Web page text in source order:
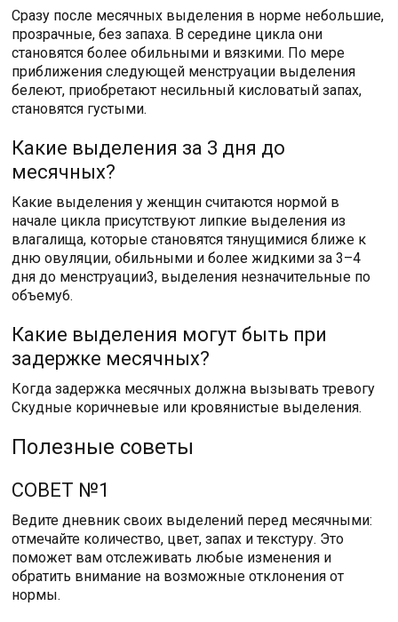
Сразу после месячных выделения в норме небольшие,
прозрачные, без запаха. В середине цикла они
становятся более обильными и вязкими. По мере
приближения следующей менструации выделения
белеют, приобретают несильный кисловатый запах,
становятся густыми.
Какие выделения за 3 дня до
месячных?
Какие выделения у женщин считаются нормой в
начале цикла присутствуют липкие выделения из
влагалища, которые становятся тянущимися ближе к
дню овуляции, обильными и более жидкими за 3–4
дня до менструации3, выделения незначительные по
объему6.
Какие выделения могут быть при
задержке месячных?
Когда задержка месячных должна вызывать тревогу
Скудные коричневые или кровянистые выделения.
Полезные советы
СОВЕТ №1
Ведите дневник своих выделений перед месячными:
отмечайте количество, цвет, запах и текстуру. Это
поможет вам отслеживать любые изменения и
обратить внимание на возможные отклонения от
нормы.